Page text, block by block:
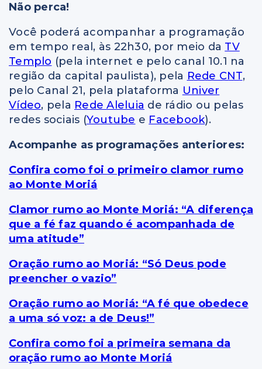
Não perca!
Você poderá acompanhar a programação
em tempo real, às 22h30, por meio da TV
Templo (pela internet e pelo canal 10.1 na
região da capital paulista), pela Rede CNT,
pelo Canal 21, pela plataforma Univer
Vídeo, pela Rede Aleluia de rádio ou pelas
redes sociais (Youtube e Facebook).
Acompanhe as programações anteriores:
Confira como foi o primeiro clamor rumo
ao Monte Moriá
Clamor rumo ao Monte Moriá: “A diferença
que a fé faz quando é acompanhada de
uma atitude”
Oração rumo ao Moriá: “Só Deus pode
preencher o vazio”
Oração rumo ao Moriá: “A fé que obedece
a uma só voz: a de Deus!”
Confira como foi a primeira semana da
oração rumo ao Monte Moriá